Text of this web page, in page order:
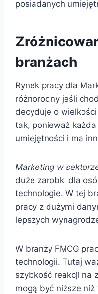
posiadanych
branżach
Rynek pracy dla
różnorodny jeśli
decyduje o
tak, ponieważ
umiejętności i ma
Marketing w
duże zarobki dla
technologie. W tej
pracy z dużymi
lepszych
W branży FMCG
technologii. Tutaj
szybkość reakcji na
mogą być niższe